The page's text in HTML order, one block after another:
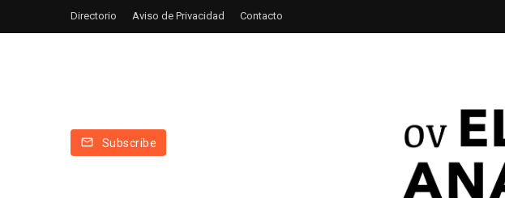
Directorio Aviso de Privacidad Contacto
Subscribe